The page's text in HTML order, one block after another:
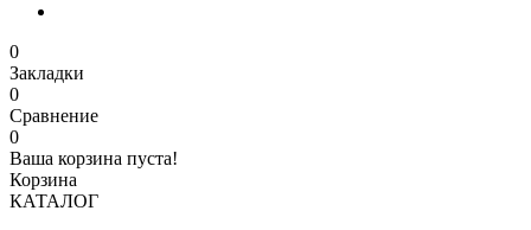
0
Закладки
0
Сравнение
0
Ваша корзина пуста!
Корзина
КАТАЛОГ